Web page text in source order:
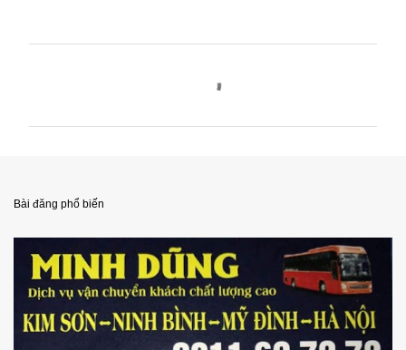
ậ
é
Bài đăng phổ biến